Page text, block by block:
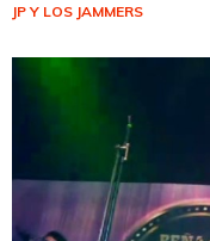
JP Y LOS JAMMERS